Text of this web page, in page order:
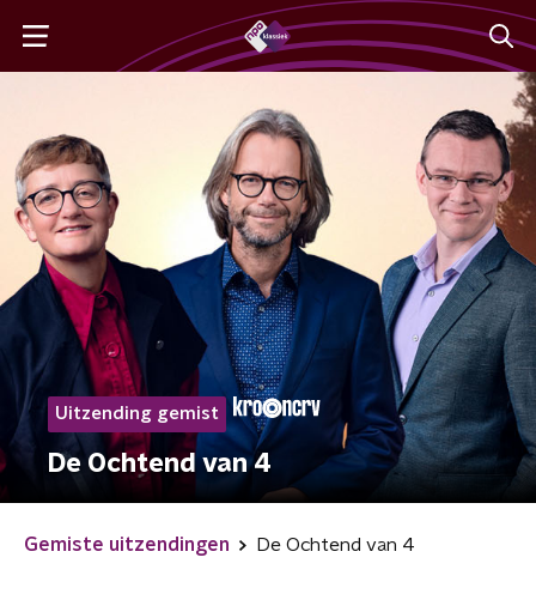
Uitzending gemist
De Ochtend van 4
Gemiste uitzendingen De Ochtend van 4